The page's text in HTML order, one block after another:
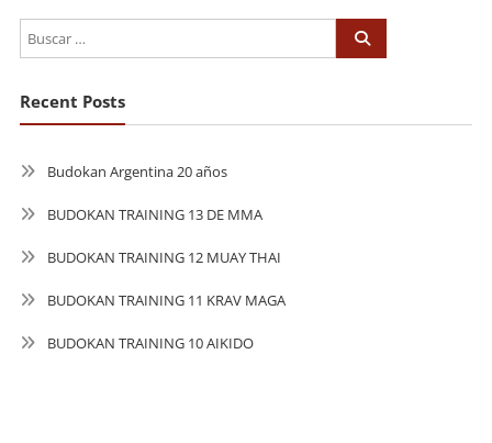
Recent Posts
Budokan Argentina 20 años
BUDOKAN TRAINING 13 DE MMA
BUDOKAN TRAINING 12 MUAY THAI
BUDOKAN TRAINING 11 KRAV MAGA
BUDOKAN TRAINING 10 AIKIDO